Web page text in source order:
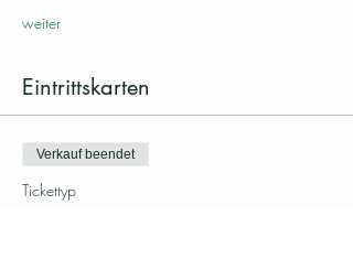
weiter
Eintrittskarten
Verkauf beendet
Tickettyp